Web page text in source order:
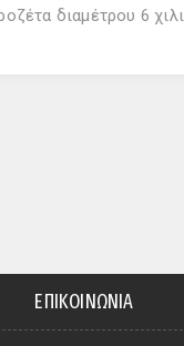
διαμέτρου 6
ΕΠΙΚΟΙΝΩΝΊΑ